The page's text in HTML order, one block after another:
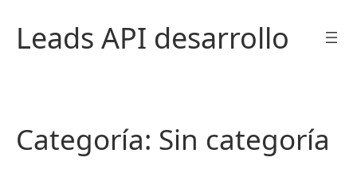
contenido
Leads API desarrollo
Categoría: Sin categoría